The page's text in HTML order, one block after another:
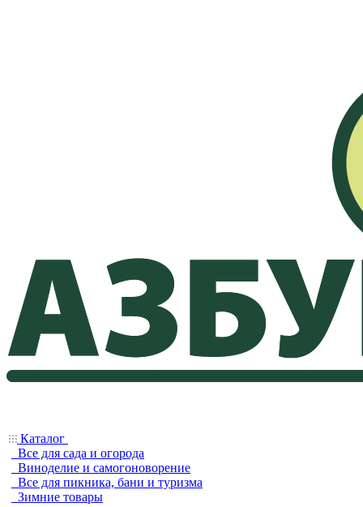
Каталог
Все для сада и огорода
Виноделие и самогоноворение
Все для пикника, бани и туризма
Зимние товары